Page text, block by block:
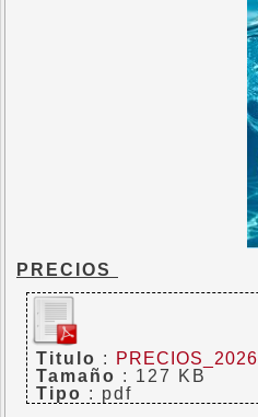
PRECIOS
Titulo :
PRECIOS_2026
Tamaño : 127 KB
Tipo : pdf